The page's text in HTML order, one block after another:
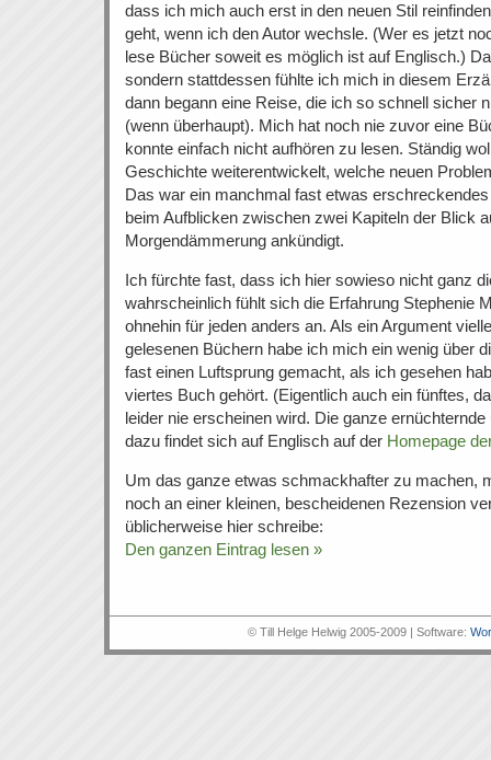
dass ich mich auch erst in den neuen Stil
geht, wenn ich den Autor wechsle. (Wer es jetzt
lese Bücher soweit es möglich ist auf Englisch.)
sondern stattdessen fühlte ich mich in diesem
dann begann eine Reise, die ich so schnell sicher
(wenn überhaupt). Mich hat noch nie zuvor eine
konnte einfach nicht aufhören zu lesen. Ständig
Geschichte weiterentwickelt, welche neuen
Das war ein manchmal fast etwas
beim Aufblicken zwischen zwei Kapiteln der Blick
Morgendämmerung ankündigt.
Ich fürchte fast, dass ich hier sowieso nicht ganz
wahrscheinlich fühlt sich die Erfahrung Stephenie
ohnehin für jeden anders an. Als ein Argument
gelesenen Büchern habe ich mich ein wenig über
fast einen Luftsprung gemacht, als ich gesehen
viertes Buch gehört. (Eigentlich auch ein fünftes,
leider nie erscheinen wird. Die ganze
dazu findet sich auf Englisch auf der Homepage
Um das ganze etwas schmackhafter zu machen,
noch an einer kleinen, bescheidenen Rezension
üblicherweise hier schreibe:
Den ganzen Eintrag lesen »
© Till Helge Helwig 2005-2009 | Software: